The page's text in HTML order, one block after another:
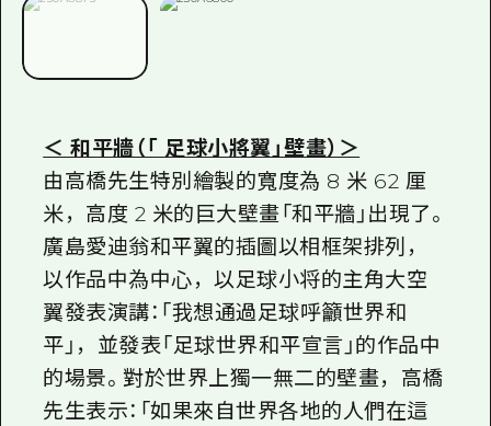
＜ 和平牆（「 足球小將翼」壁畫）＞
由高橋先生特別繪製的寬度為 8 米 62 厘
米，高度 2 米的巨大壁畫「和平牆」出現了。
廣島愛迪翁和平翼的插圖以相框架排列，
以作品中為中心，以足球小将的主角大空
翼發表演講：「我想通過足球呼籲世界和
平」，並發表「足球世界和平宣言」的作品中
的場景。對於世界上獨一無二的壁畫，高橋
先生表示：「如果來自世界各地的人們在這